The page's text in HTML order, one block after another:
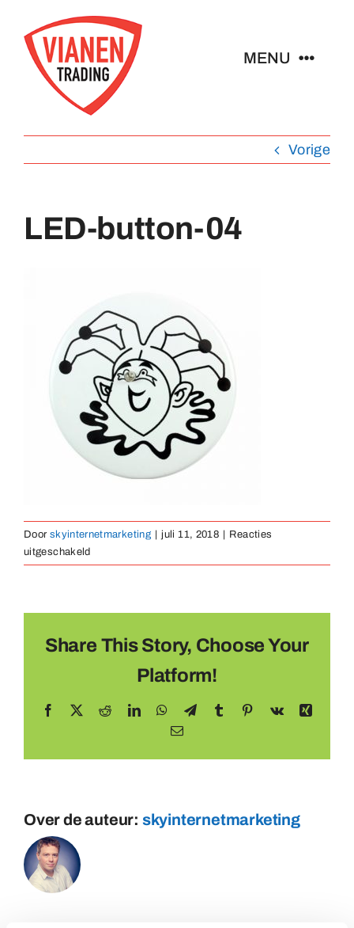
naar
inhoud
MENU
Pins
Schlüsselanhänger
Magnete
Vorige
LED-button-04
Door skyinternetmarketing | juli 11, 2018 | Reacties
uitgeschakeldvoor
LED-
Share This Story, Choose Your
Platform!
Facebook RedditLinkedInWhatsApp
TelegramTumblr Pinterest
Vk
Xing
E-
Over de auteur: skyinternetmarketing